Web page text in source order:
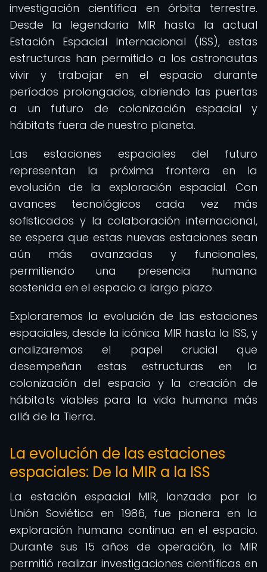
investigación científica en órbita terrestre.
Desde la legendaria MIR hasta la actual
Estación Espacial Internacional (ISS), estas
estructuras han permitido a los astronautas
vivir y trabajar en el espacio durante
períodos prolongados, abriendo las puertas
a un futuro de colonización espacial y
hábitats fuera de nuestro planeta.
Las estaciones espaciales del futuro
representan la próxima frontera en la
evolución de la exploración espacial. Con
avances tecnológicos cada vez más
sofisticados y la colaboración internacional,
se espera que estas nuevas estaciones sean
aún más avanzadas y funcionales,
permitiendo una presencia humana
sostenida en el espacio a largo plazo.
Exploraremos la evolución de las estaciones
espaciales, desde la icónica MIR hasta la ISS, y
analizaremos el papel crucial que
desempeñan estas estructuras en la
colonización del espacio y la creación de
hábitats viables para la vida humana más
allá de la Tierra.
La evolución de las estaciones
espaciales: De la MIR a la ISS
La estación espacial MIR, lanzada por la
Unión Soviética en 1986, fue pionera en la
exploración humana continua en el espacio.
Durante sus 15 años de operación, la MIR
permitió realizar investigaciones científicas en